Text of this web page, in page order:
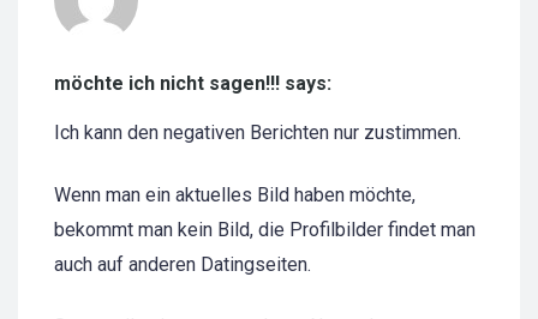
möchte ich nicht sagen!!! says:
Ich kann den negativen Berichten nur zustimmen.
Wenn man ein aktuelles Bild haben möchte,
bekommt man kein Bild, die Profilbilder findet man
auch auf anderen Datingseiten.